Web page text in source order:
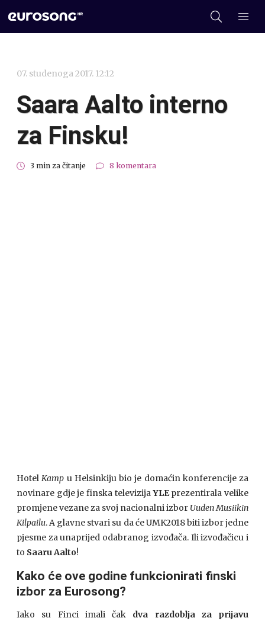
07. studenoga 2017. 12:12
Saara Aalto interno
za Finsku!
3 min za čitanje 8 komentara
HotelKamp u Helsinkiju bio je domaćin konferencije za
novinare gdje je finska televizijaYLEprezentirala velike
promjene vezane za svoj nacionalni izbor Uuden Musiikin
Kilpailu. A glavne stvari su da će UMK2018 biti izbor jedne
pjesme za unaprijed odabranog izvođača. Ili izvođačicu i
to Saaru Aalto!
Kako će ove godine funkcionirati finski
izbor za Eurosong?
Iako su Finci imali čak dva razdoblja za prijavu